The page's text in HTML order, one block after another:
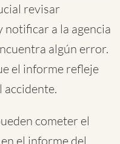
revisar
a la agencia
algún error.
el informe refleje
accidente.
cometer el
el informe del